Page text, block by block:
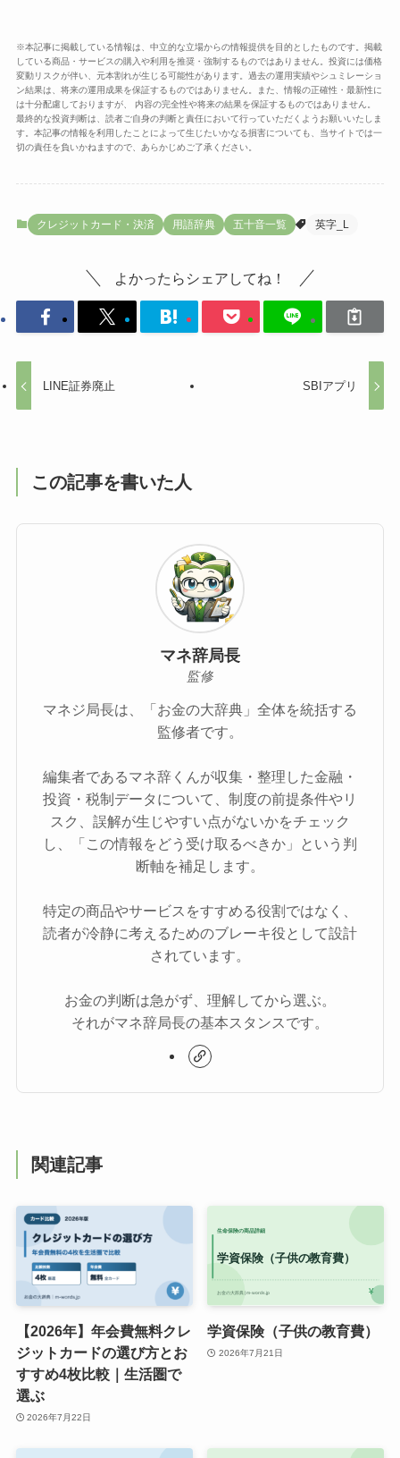
※本記事に掲載している情報は、中立的な立場からの情報提供を目的としたものです。掲載
している商品・サービスの購入や利用を推奨・強制するものではありません。投資には価格
変動リスクが伴い、元本割れが生じる可能性があります。過去の運用実績やシュミレーショ
ン結果は、将来の運用成果を保証するものではありません。また、情報の正確性・最新性に
は十分配慮しておりますが、 内容の完全性や将来の結果を保証するものではありません。
最終的な投資判断は、読者ご自身の判断と責任において行っていただくようお願いいたしま
す。本記事の情報を利用したことによって生じたいかなる損害についても、当サイトでは一
切の責任を負いかねますので、あらかじめご了承ください。
クレジットカード・決済 用語辞典 五十音一覧 英字_L
よかったらシェアしてね！
LINE証券廃止 SBIアプリ
この記事を書いた人
マネ辞局長
監修
マネジ局長は、「お金の大辞典」全体を統括する
監修者です。
編集者であるマネ辞くんが収集・整理した金融・
投資・税制データについて、制度の前提条件やリ
スク、誤解が生じやすい点がないかをチェック
し、「この情報をどう受け取るべきか」という判
断軸を補足します。
特定の商品やサービスをすすめる役割ではなく、
読者が冷静に考えるためのブレーキ役として設計
されています。
お金の判断は急がず、理解してから選ぶ。
それがマネ辞局長の基本スタンスです。
関連記事
【2026年】年会費無料クレ
ジットカードの選び方とお
すすめ4枚比較｜生活圏で
選ぶ
2026年7月22日
学資保険（子供の教育費）
2026年7月21日